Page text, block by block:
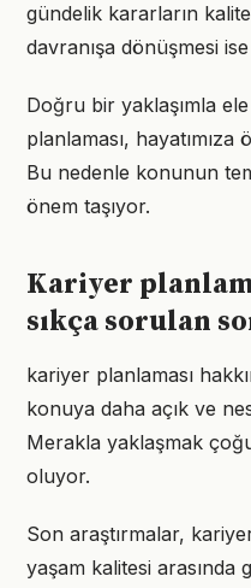
gündelik kararların
davranışa dönüşmesi
Doğru bir yaklaşımla ele
planlaması, hayatımıza
Bu nedenle konunun
önem taşıyor.
Kariyer
sıkça sorulan
kariyer planlaması
konuya daha açık ve
Merakla yaklaşmak
oluyor.
Son araştırmalar,
yaşam kalitesi